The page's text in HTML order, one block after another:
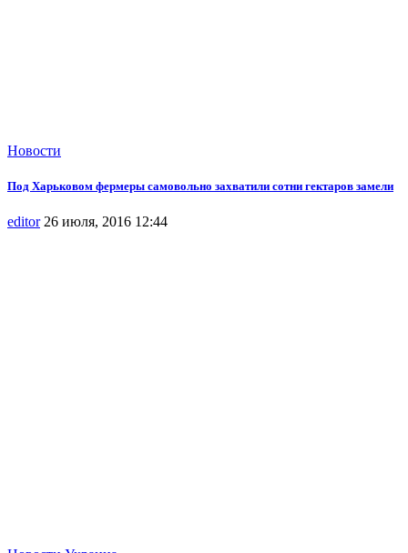
Новости
Под Харьковом фермеры самовольно захватили сотни гектаров замели
editor 26 июля, 2016 12:44